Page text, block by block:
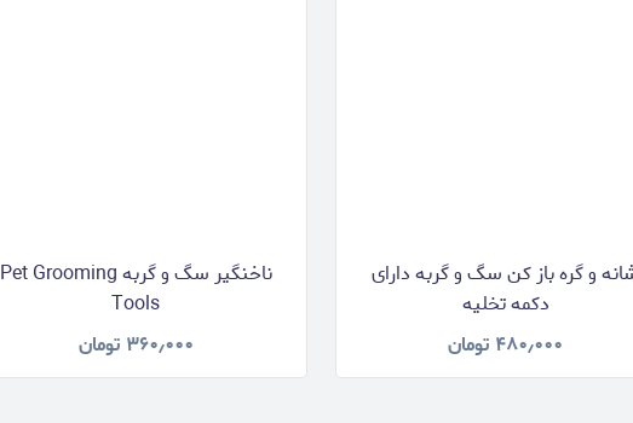
و گره باز کن سگ و گربه دارای
دکمه تخلیه
۴۸۰٫۰۰۰ تومان
ناخنگیر سگ و گربه Pet Grooming
Tools
۳۶۰٫۰۰۰ تومان